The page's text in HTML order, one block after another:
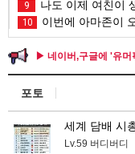
9 나도 이제 여친이
10 이번에 아마존이
▶ 네이버,구글에 '유머
포토
세계 담배 시
Lv.59 버디버디